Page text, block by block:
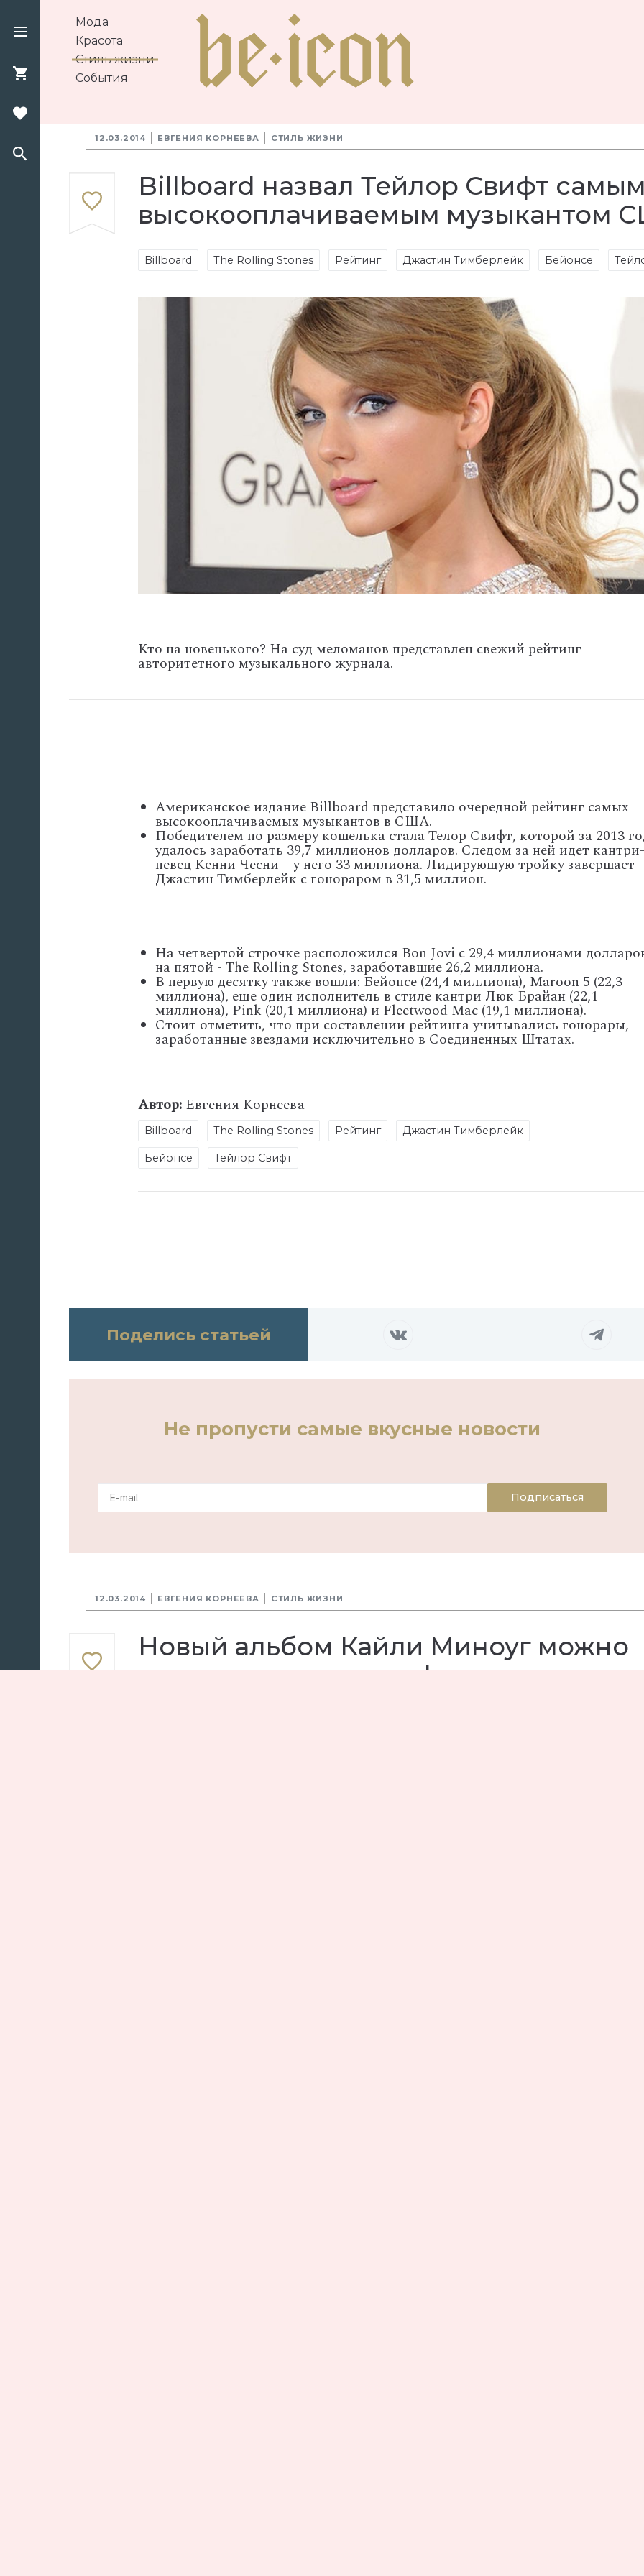
Мода
Красота
Стиль жизни
События
12.03.2014 ЕВГЕНИЯ КОРНЕЕВА СТИЛЬ ЖИЗНИ
Billboard назвал Тейлор Свифт
высокооплачиваемым музыкантом
Billboard The Rolling Stones Рейтинг Джастин Тимберлейк Бейонсе
Кто на новенького? На суд меломанов представлен свежий рейтинг
авторитетного музыкального журнала.
Американское издание Billboard представило очередной рейтинг самых
высокооплачиваемых музыкантов в США.
Победителем по размеру кошелька стала Телор Свифт, которой за 2013
удалось заработать 39,7 миллионов долларов. Следом за ней идет кантри-
певец Кенни Чесни – у него 33 миллиона. Лидирующую тройку завершает
Джастин Тимберлейк с гонораром в 31,5 миллион.
На четвертой строчке расположился Bon Jovi с 29,4 миллионами
на пятой - The Rolling Stones, заработавшие 26,2 миллиона.
В первую десятку также вошли: Бейонсе (24,4 миллиона), Maroon 5 (22,3
миллиона), еще один исполнитель в стиле кантри Люк Брайан (22,1
миллиона), Pink (20,1 миллиона) и Fleetwood Mac (19,1 миллиона).
Стоит отметить, что при составлении рейтинга учитывались гонорары,
заработанные звездами исключительно в Соединенных Штатах.
Автор: Евгения Корнеева
Billboard The Rolling Stones Рейтинг Джастин Тимберлейк
Бейонсе Тейлор Свифт
Поделись статьей
Не пропусти самые вкусные новости
Подписаться
12.03.2014 ЕВГЕНИЯ КОРНЕЕВА СТИЛЬ ЖИЗНИ
Новый альбом Кайли Миноуг можно
послушать раньше официального